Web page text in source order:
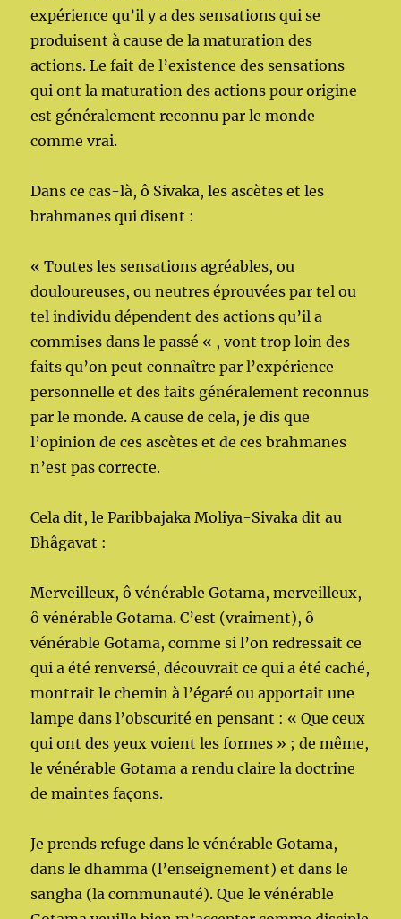
expérience qu’il y a des sensations qui se
produisent à cause de la maturation des
actions. Le fait de l’existence des sensations
qui ont la maturation des actions pour origine
est généralement reconnu par le monde
comme vrai.
Dans ce cas-là, ô Sivaka, les ascètes et les
brahmanes qui disent :
« Toutes les sensations agréables, ou
douloureuses, ou neutres éprouvées par tel ou
tel individu dépendent des actions qu’il a
commises dans le passé « , vont trop loin des
faits qu’on peut connaître par l’expérience
personnelle et des faits généralement reconnus
par le monde. A cause de cela, je dis que
l’opinion de ces ascètes et de ces brahmanes
n’est pas correcte.
Cela dit, le Paribbajaka Moliya-Sivaka dit au
Bhâgavat :
Merveilleux, ô vénérable Gotama, merveilleux,
ô vénérable Gotama. C’est (vraiment), ô
vénérable Gotama, comme si l’on redressait ce
qui a été renversé, découvrait ce qui a été caché,
montrait le chemin à l’égaré ou apportait une
lampe dans l’obscurité en pensant : « Que ceux
qui ont des yeux voient les formes » ; de même,
le vénérable Gotama a rendu claire la doctrine
de maintes façons.
Je prends refuge dans le vénérable Gotama,
dans le dhamma (l’enseignement) et dans le
sangha (la communauté). Que le vénérable